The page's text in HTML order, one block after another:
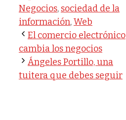
Negocios, sociedad de la
información,Web
El comercio electrónico
cambia los negocios
Ángeles Portillo, una
tuitera que debes seguir